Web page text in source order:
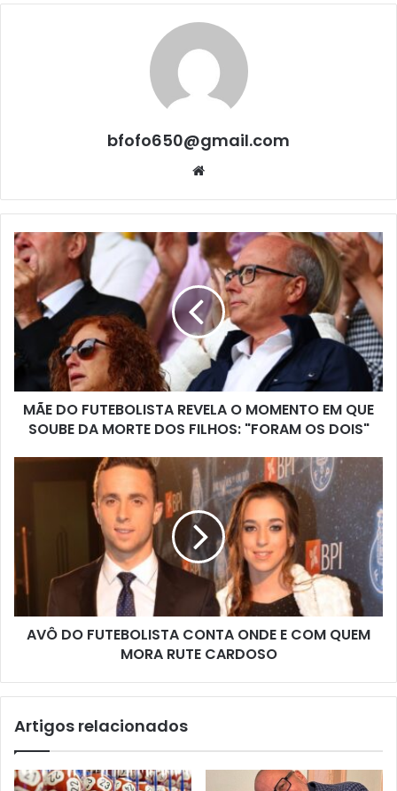
bfofo650@gmail.com
Website
MÃE DO FUTEBOLISTA REVELA O MOMENTO EM QUE
SOUBE DA MORTE DOS FILHOS: "FORAM OS DOIS"
AVÔ DO FUTEBOLISTA CONTA ONDE E COM QUEM
MORA RUTE CARDOSO
Artigos relacionados